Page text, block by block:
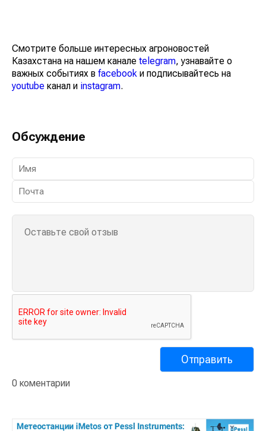
Смотрите больше интересных агроновостей
Казахстана на нашем канале telegram, узнавайте о
важных событиях в facebook и подписывайтесь на
youtube канал и instagram.
Обсуждение
0 коментарии